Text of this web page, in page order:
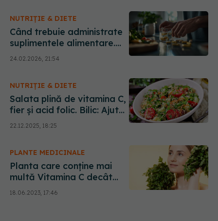
NUTRIȚIE & DIETE
Când trebuie administrate
suplimentele alimentare.
Mihaela Bilic: Pot
interacționa cu alimentele
24.02.2026, 21:54
NUTRIȚIE & DIETE
Salata plină de vitamina C,
fier și acid folic. Bilic: Ajută
la slăbit! Efect pentru
anemie
22.12.2025, 18:25
PLANTE MEDICINALE
Planta care conține mai
multă Vitamina C decât
sucul de lămâie. Mihaela
Bilic: Blochează
18.06.2023, 17:46